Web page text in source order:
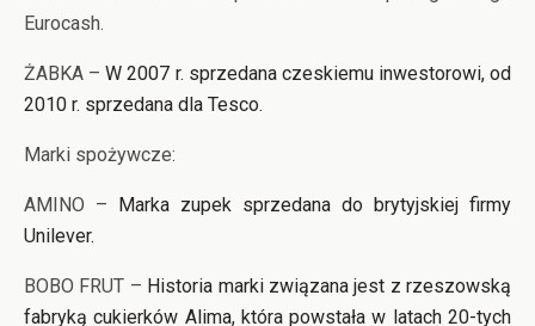
Eurocash.
ŻABKA –W 2007 r. sprzedana czeskiemu inwestorowi, od
2010 r. sprzedana dla Tesco.
Marki spożywcze:
AMINO – Marka zupek sprzedana do brytyjskiej firmy
Unilever.
BOBO FRUT – Historia marki związana jest z rzeszowską
fabryką cukierków Alima, która powstała w latach 20-tych